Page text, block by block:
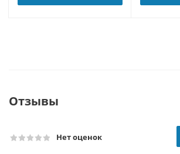
Отзывы
Нет оценок